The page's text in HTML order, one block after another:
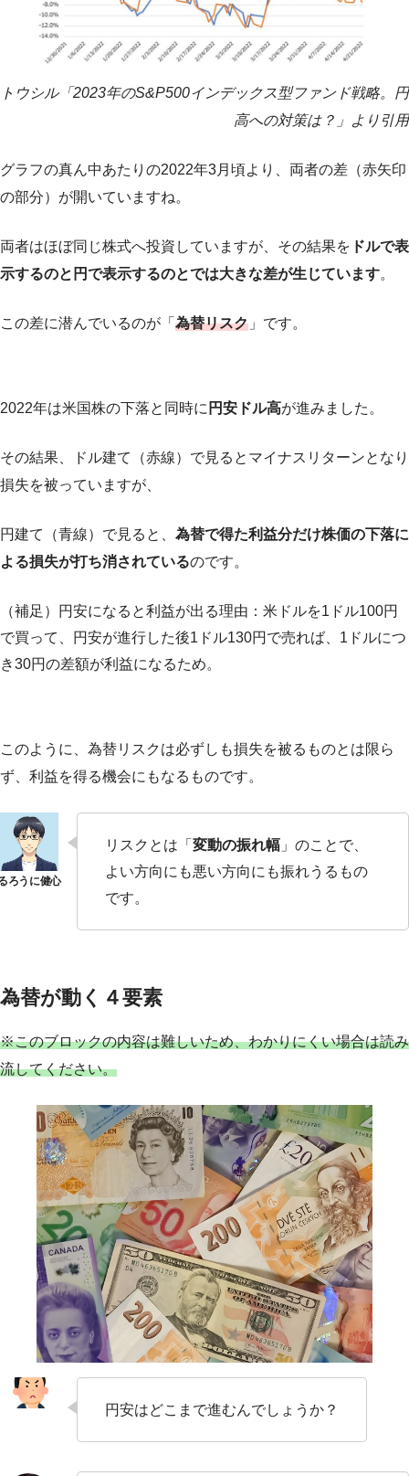
トウシル「2023年のS&P500インデックス型ファンド戦略。円
高への対策は？」より引用
グラフの真ん中あたりの2022年3月頃より、両者の差（赤矢印
の部分）が開いていますね。
両者はほぼ同じ株式へ投資していますが、その結果を ドルで表
示するのと円で表示するのとでは大きな差が生じています。
この差に潜んでいるのが「 為替リスク 」です。
2022年は米国株の下落と同時に 円安ドル高が進みました。
その結果、ドル建て（赤線）で見るとマイナスリターンとなり
損失を被っていますが、
円建て（青線）で見ると、 為替で得た利益分だけ株価の下落に
よる損失が打ち消されているのです。
（補足）円安になると利益が出る理由：米ドルを1ドル100円
で買って、円安が進行した後1ドル130円で売れば、1ドルにつ
き30円の差額が利益になるため。
このように、為替リスクは必ずしも損失を被るものとは限ら
ず、利益を得る機会にもなるものです。
リスクとは「 変動の振れ幅 」のことで、
よい方向にも悪い方向にも振れうるもの
です。
為替が動く４要素
※このブロックの内容は難しいため、わかりにくい場合は読み
流してください。
円安はどこまで進むんでしょうか？